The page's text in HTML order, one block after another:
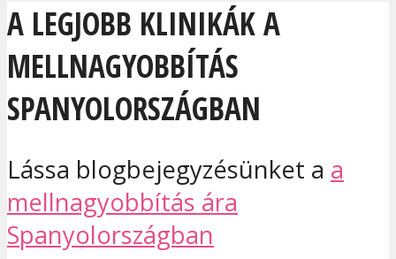
A LEGJOBB KLINIKÁK A
MELLNAGYOBBÍTÁS
SPANYOLORSZÁGBAN
Lássa blogbejegyzésünket a a
mellnagyobbítás ára
Spanyolországban